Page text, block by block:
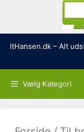
ItHansen.dk – Alt
Vælg Kategori